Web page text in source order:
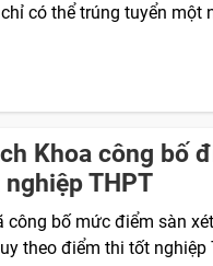
có thể trúng tuyển một
Khoa công bố
THPT
công bố mức điểm sàn
theo điểm thi tốt nghiệp